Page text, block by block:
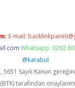
E-mail:
Whatsapp: 0262
@karabul
5651 Sayılı Kanun
tarafından